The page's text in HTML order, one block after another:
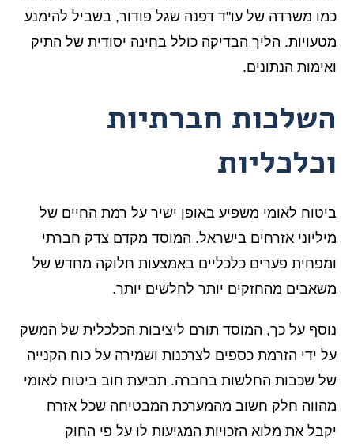
כמו משרדה של עו"ד דפנה שגל פודור, בשביל להימנע
מטעויות. הליך הבדיקה כולל בחינה יסודית של התיק
ואימות הנתונים.
השלכות חברתיות
וכלכליות
ביטוח לאומי משפיע באופן ישיר על רמת החיים של
מיליוני אזרחים בישראל. המוסד מקדם צדק חברתי
ומפחית פערים כלכליים באמצעות חלוקה מחדש של
משאבים מהחזקים יותר לחלשים יותר.
נוסף על כך, המוסד תורם ליציבות הכלכלית של המשק
על ידי הזרמת כספים לצרכנות ושמירה על כוח הקנייה
של שכבות החלשות בחברה. תביעת חוב ביטוח לאומי
מהווה חלק חשוב מהמערכת המבטיחה שכל אזרח
יקבל את מלוא הזכויות המגיעות לו על פי החוק